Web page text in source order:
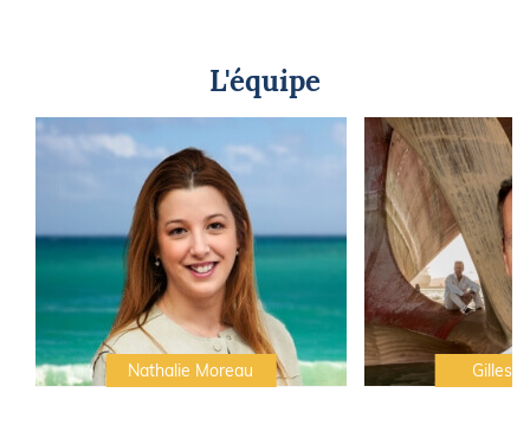
L'équipe
Nathalie Moreau Gilles